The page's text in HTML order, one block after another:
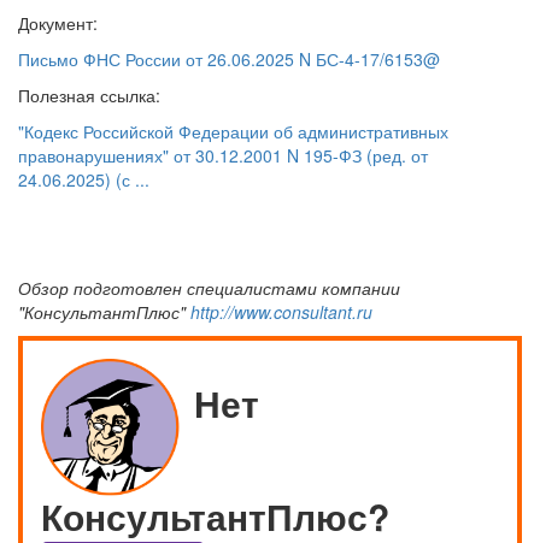
Документ:
Письмо ФНС России от 26.06.2025 N БС-4-17/6153@
Полезная ссылка:
"Кодекс Российской Федерации об административных
правонарушениях" от 30.12.2001 N 195-ФЗ (ред. от
24.06.2025) (с ...
Обзор подготовлен специалистами компании
"КонсультантПлюс"http://www.consultant.ru
Нет
КонсультантПлюс?